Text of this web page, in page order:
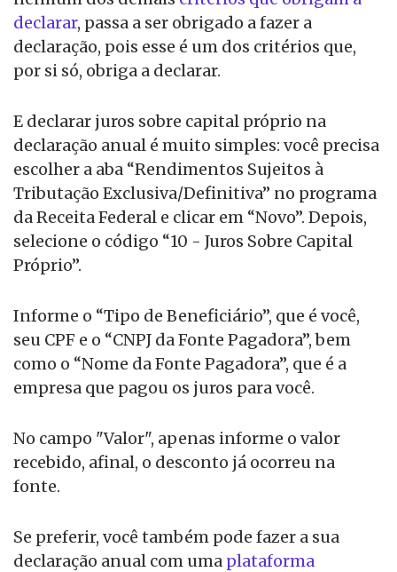
declarar, passa a ser obrigado a fazer a
declaração, pois esse é um dos critérios que,
por si só, obriga a declarar.
E declarar juros sobre capital próprio na
declaração anual é muito simples: você precisa
escolher a aba “Rendimentos Sujeitos à
Tributação Exclusiva/Definitiva” no programa
da Receita Federal e clicar em “Novo”. Depois,
selecione o código “10 - Juros Sobre Capital
Próprio”.
Informe o “Tipo de Beneficiário”, que é você,
seu CPF e o “CNPJ da Fonte Pagadora”, bem
como o “Nome da Fonte Pagadora”, que é a
empresa que pagou os juros para você.
No campo "Valor", apenas informe o valor
recebido, afinal, o desconto já ocorreu na
fonte.
Se preferir, você também pode fazer a sua
declaração anual com uma plataforma